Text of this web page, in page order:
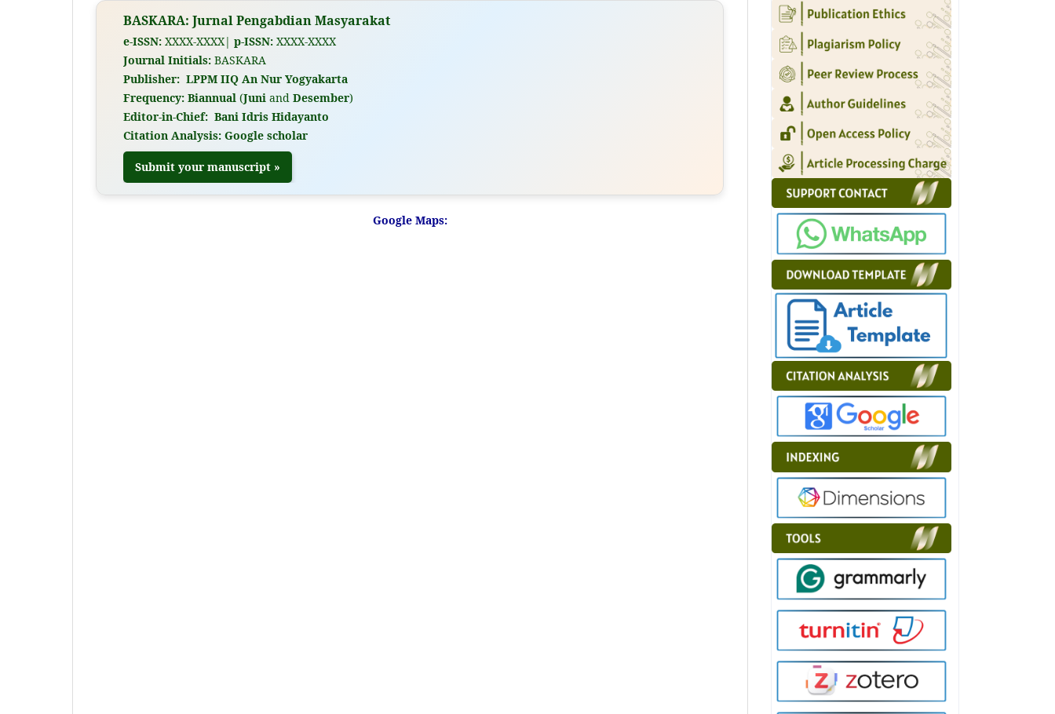
BASKARA: Jurnal Pengabdian Masyarakat
e-ISSN: XXXX-XXXX| p-ISSN: XXXX-XXXX
Journal Initials: BASKARA
Publisher: LPPM IIQ An Nur Yogyakarta
Frequency: Biannual (Juni and Desember)
Editor-in-Chief: Bani Idris Hidayanto
Citation Analysis: Google scholar
Submit your manuscript »
Google Maps: